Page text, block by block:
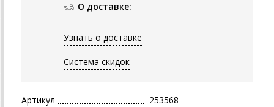
О доставке:
Узнать о доставке
Система скидок
Артикул 253568